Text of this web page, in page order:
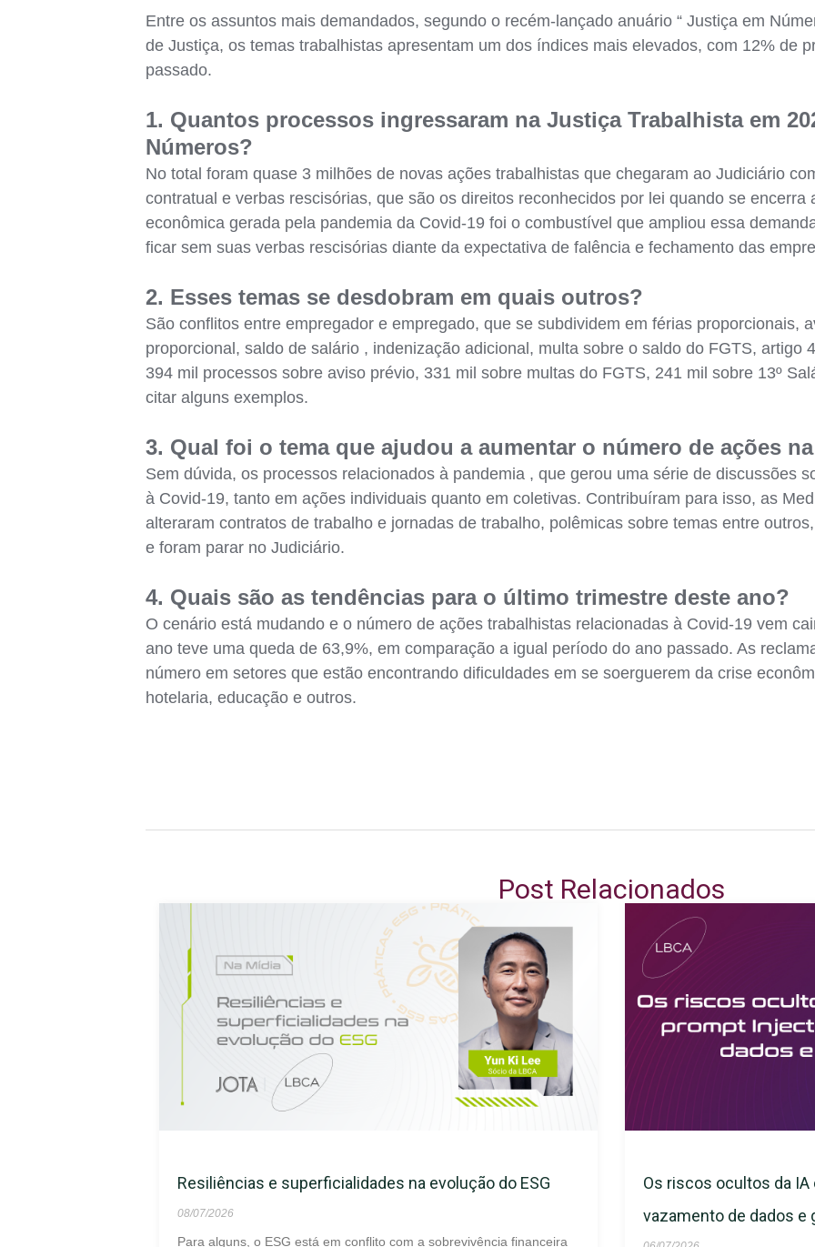
Entre os assuntos mais demandados, segundo o recém-lançado anuário “ Justiça em
de Justiça, os temas trabalhistas apresentam um dos índices mais elevados, com 12% de
passado.
1. Quantos processos ingressaram na Justiça Trabalhista em
Números?
No total foram quase 3 milhões de novas ações trabalhistas que chegaram ao Judiciário
contratual e verbas rescisórias, que são os direitos reconhecidos por lei quando se encerra
econômica gerada pela pandemia da Covid-19 foi o combustível que ampliou essa
ficar sem suas verbas rescisórias diante da expectativa de falência e fechamento das
2. Esses temas se desdobram em quais outros?
São conflitos entre empregador e empregado, que se subdividem em férias proporcionais,
proporcional, saldo de salário , indenização adicional, multa sobre o saldo do FGTS, artigo
394 mil processos sobre aviso prévio, 331 mil sobre multas do FGTS, 241 mil sobre 13º
citar alguns exemplos.
3. Qual foi o tema que ajudou a aumentar o número de ações
Sem dúvida, os processos relacionados à pandemia , que gerou uma série de discussões
à Covid-19, tanto em ações individuais quanto em coletivas. Contribuíram para isso, as
alteraram contratos de trabalho e jornadas de trabalho, polêmicas sobre temas entre
e foram parar no Judiciário.
4. Quais são as tendências para o último trimestre deste ano?
O cenário está mudando e o número de ações trabalhistas relacionadas à Covid-19 vem
ano teve uma queda de 63,9%, em comparação a igual período do ano passado. As
número em setores que estão encontrando dificuldades em se soerguerem da crise
hotelaria, educação e outros.
Post Relacionados
Resiliências e superficialidades na evolução do ESG
08/07/2026
Para alguns, o ESG está em conflito com a sobrevivência financeira
Os riscos ocultos da
vazamento de dados e